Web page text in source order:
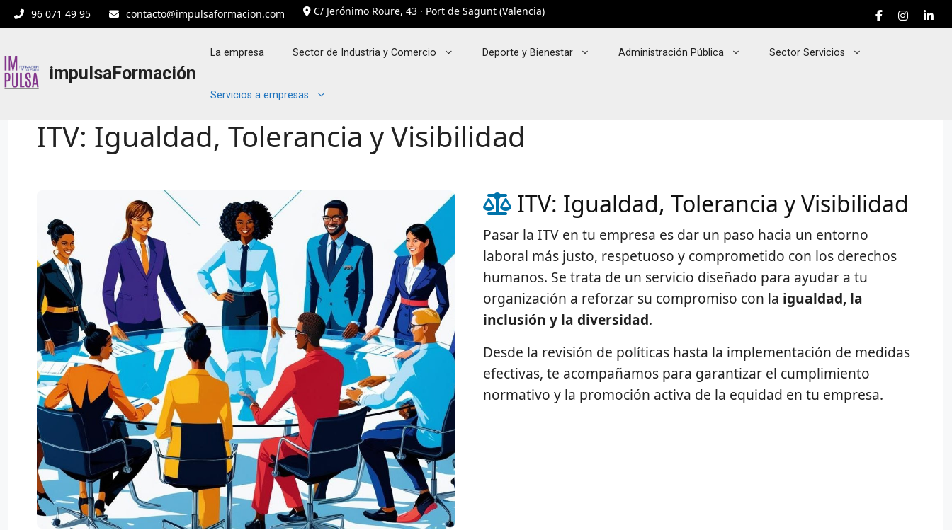
Saltar
al
96 071 49 95 contacto@impulsaformacion.com C/ Jerónimo Roure, 43 · Port de Sagunt (Valencia)
impulsaFormación
La empresa Sector de Industria y Comercio Deporte y Bienestar Administración Pública Sector Servicios
Servicios a empresas
ITV: Igualdad, Tolerancia y Visibilidad
ITV: Igualdad, Tolerancia y Visibilidad
Pasar la ITV en tu empresa es dar un paso hacia un entorno
laboral más justo, respetuoso y comprometido con los derechos
humanos. Se trata de un servicio diseñado para ayudar a tu
organización a reforzar su compromiso con la igualdad, la
inclusión y la diversidad.
Desde la revisión de políticas hasta la implementación de medidas
efectivas, te acompañamos para garantizar el cumplimiento
normativo y la promoción activa de la equidad en tu empresa.